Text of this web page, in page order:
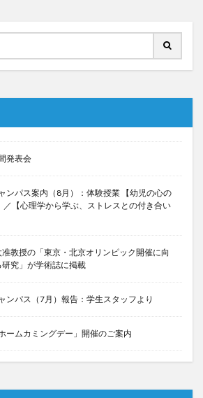
発表会
ンパス案内（8月）：体験授業 【幼児の心の
【心理学から学ぶ、ストレスとの付き合い
准教授の「東京・北京オリンピック開催に向
究」が学術誌に掲載
ンパス（7月）報告：学生スタッフより
ームカミングデー」開催のご案内